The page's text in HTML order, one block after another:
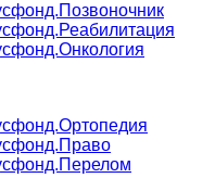
Позвоночник
Реабилитация
Онкология
Ортопедия
Право
Перелом